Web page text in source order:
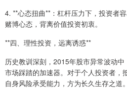
4. **心态扭曲**：杠杆压力下，投资者
赌博心态，背离价值投资初衷。
**四、理性投资，远离诱惑**
历史教训深刻，2015年股市异常波动
市场踩踏的加速器。对于个人投资者，
自身风险承受能力，方为长久生存之道